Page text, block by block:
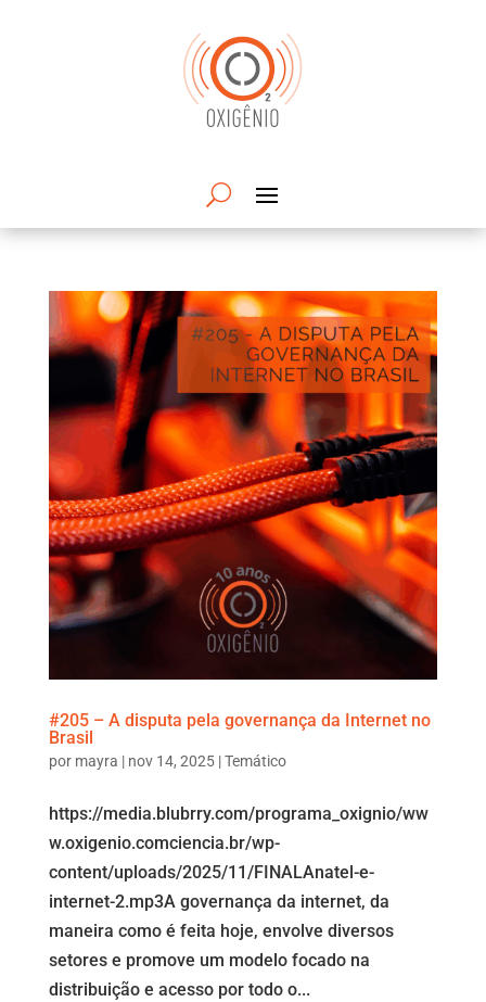
#205 – A disputa pela governança da Internet no
Brasil
por mayra | nov 14, 2025|Temático
https://media.blubrry.com/programa_oxignio/ww
w.oxigenio.comciencia.br/wp-
content/uploads/2025/11/FINALAnatel-e-
internet-2.mp3A governança da internet, da
maneira como é feita hoje, envolve diversos
setores e promove um modelo focado na
distribuição e acesso por todo o...